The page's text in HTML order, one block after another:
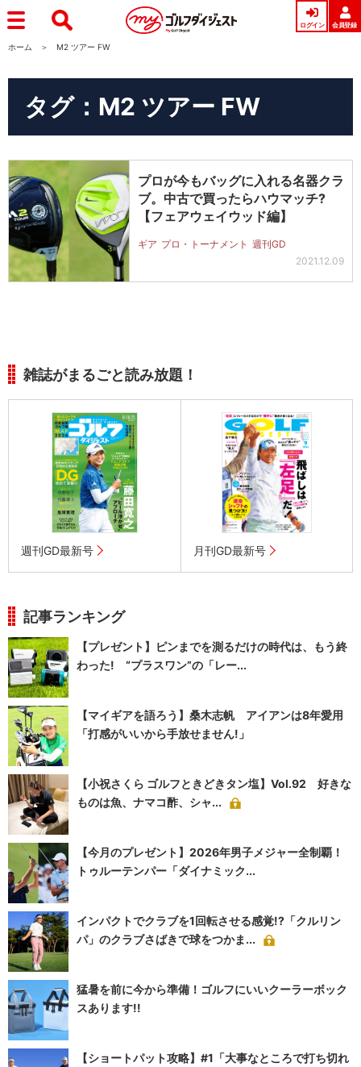
ログイン 会員登録
ホーム M2 ツアー FW
タグ：M2 ツアー FW
プロが今もバッグに入れる名器クラ
ブ。中古で買ったらハウマッチ?
【フェアウェイウッド編】
ギア プロ・トーナメント 週刊GD
2021.12.09
雑誌がまるごと読み放題！
週刊GD最新号 月刊GD最新号
記事ランキング
【プレゼント】ピンまでを測るだけの時代は、もう終
わった! “プラスワン”の「レー...
【マイギアを語ろう】桑木志帆 アイアンは8年愛用
「打感がいいから手放せません!」
【小祝さくら ゴルフときどきタン塩】Vol.92 好きな
ものは魚、ナマコ酢、シャ...
【今月のプレゼント】2026年男子メジャー全制覇！
トゥルーテンパー「ダイナミック...
インパクトでクラブを1回転させる感覚!?「クルリン
パ」のクラブさばきで球をつかま...
猛暑を前に今から準備！ゴルフにいいクーラーボック
スあります!!
【ショートパット攻略】#1「大事なところで打ち切れ